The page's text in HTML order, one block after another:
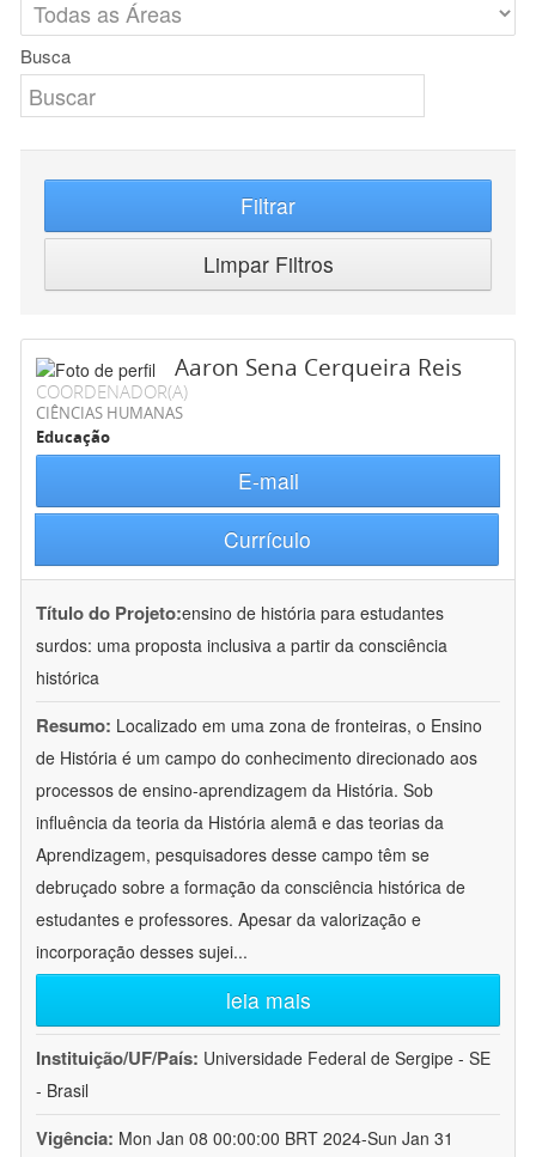
Busca
Filtrar
Limpar Filtros
Aaron Sena Cerqueira Reis
COORDENADOR(A)
CIÊNCIAS HUMANAS
Educação
E-mail
Currículo
Título do Projeto:ensino de história para estudantes
surdos: uma proposta inclusiva a partir da consciência
histórica
Resumo: Localizado em uma zona de fronteiras, o Ensino
de História é um campo do conhecimento direcionado aos
processos de ensino-aprendizagem da História. Sob
influência da teoria da História alemã e das teorias da
Aprendizagem, pesquisadores desse campo têm se
debruçado sobre a formação da consciência histórica de
estudantes e professores. Apesar da valorização e
incorporação desses sujei...
leia mais
Instituição/UF/País: Universidade Federal de Sergipe - SE
- Brasil
Vigência: Mon Jan 08 00:00:00 BRT 2024-Sun Jan 31